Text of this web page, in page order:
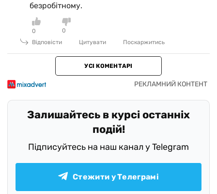
безробітному.
0
0
Відповісти
Цитувати Поскаржитись
УСІ КОМЕНТАРІ
Залишайтесь в курсі останніх
подій!
Підписуйтесь на наш канал у Telegram
Стежити у Телеграмі